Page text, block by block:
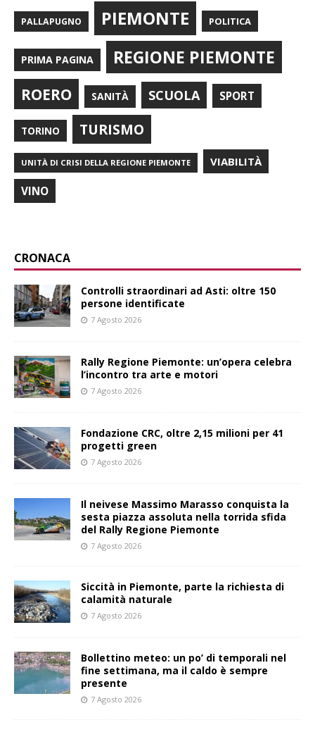
PALLAPUGNO PIEMONTE POLITICA
PRIMA PAGINA REGIONE PIEMONTE
ROERO SANITÀ SCUOLA SPORT
TORINO TURISMO
UNITÀ DI CRISI DELLA REGIONE PIEMONTE VIABILITÀ
VINO
CRONACA
Controlli straordinari ad Asti: oltre 150
persone identificate
7 Agosto 2026
Rally Regione Piemonte: un’opera celebra
l’incontro tra arte e motori
7 Agosto 2026
Fondazione CRC, oltre 2,15 milioni per 41
progetti green
7 Agosto 2026
Il neivese Massimo Marasso conquista la
sesta piazza assoluta nella torrida sfida
del Rally Regione Piemonte
7 Agosto 2026
Siccità in Piemonte, parte la richiesta di
calamità naturale
7 Agosto 2026
Bollettino meteo: un po’ di temporali nel
fine settimana, ma il caldo è sempre
presente
7 Agosto 2026